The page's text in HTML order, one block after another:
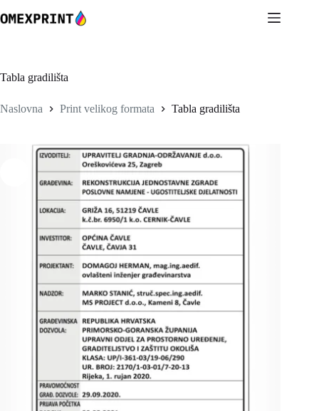
na
Tabla gradilišta
Naslovna Print velikog formata Tabla gradilišta